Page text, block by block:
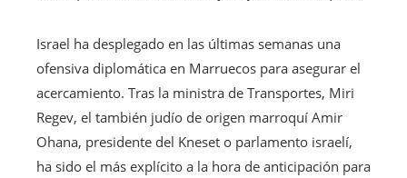
Israel ha desplegado en las últimas semanas una
ofensiva diplomática en Marruecos para asegurar el
acercamiento. Tras la ministra de Transportes, Miri
Regev, el también judío de origen marroquí Amir
Ohana, presidente del Kneset o parlamento israelí,
ha sido el más explícito a la hora de anticipación para